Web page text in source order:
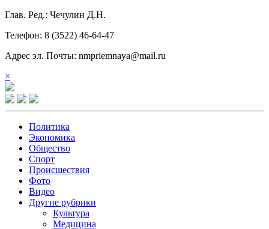
Глав. Ред.: Чечулин Д.Н.
Телефон: 8 (3522) 46-64-47
Адрес эл. Почты: nmpriemnaya@mail.ru
×
Политика
Экономика
Общество
Спорт
Происшествия
Фото
Видео
Другие рубрики
Культура
Медицина